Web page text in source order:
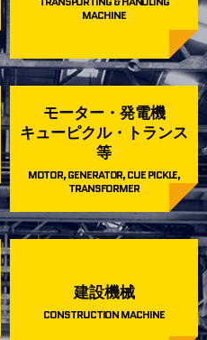
MACHINE
モーター・発電機
キューピクル・トランス
等
MOTOR, GENERATOR, CUE PICKLE,
TRANSFORMER
建設機械
CONSTRUCTION MACHINE